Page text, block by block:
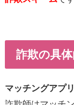
詐欺の具
マッチングアプ